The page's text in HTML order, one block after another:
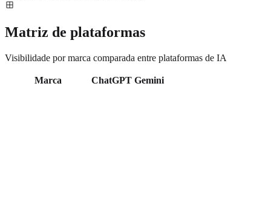
Matriz de plataformas
Visibilidade por marca comparada entre plataformas de IA
Marca ChatGPT Gemini